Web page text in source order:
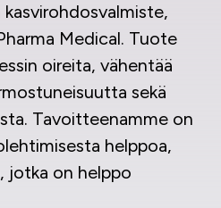
Medical. Tuote
oireita, vähentää
sekä
Tavoitteenamme on
helppoa,
jotka on helppo